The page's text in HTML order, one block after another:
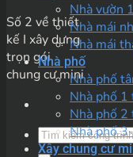
Số 2 về thiết
kế I xây dựng
trọn gói
chung cư mini
Nhà vườn
Nhà mái
Nhà mái
Nhà phố
Nhà phố
Nhà phố 1
Nhà phố 2
Nhà phố
Xây chung cư